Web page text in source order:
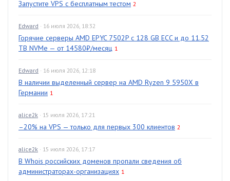
Запустите VPS с бесплатным тестом 2
Edward · 16 июля 2026, 18:32
Горячие серверы AMD EPYC 7502P с 128 GB ECC и до 11.52
TB NVMe — от 14580₽/месяц 1
Edward · 16 июля 2026, 12:18
В наличии выделенный сервер на AMD Ryzen 9 5950X в
Германии 1
alice2k · 15 июля 2026, 17:21
–20% на VPS — только для первых 300 клиентов 2
alice2k · 15 июля 2026, 17:17
В Whois российских доменов пропали сведения об
администраторах-организациях 1